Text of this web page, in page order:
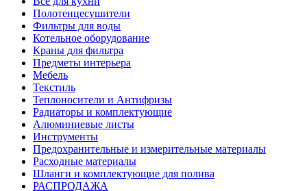
Полотенцесушители
Фильтры для воды
Котельное оборудование
Краны для фильтра
Предметы интерьера
Мебель
Текстиль
Теплоносители и Антифризы
Радиаторы и комплектующие
Алюминиевые листы
Инструменты
Предохранительные и измерительные материалы
Расходные материалы
Шланги и комплектующие для полива
РАСПРОДАЖА